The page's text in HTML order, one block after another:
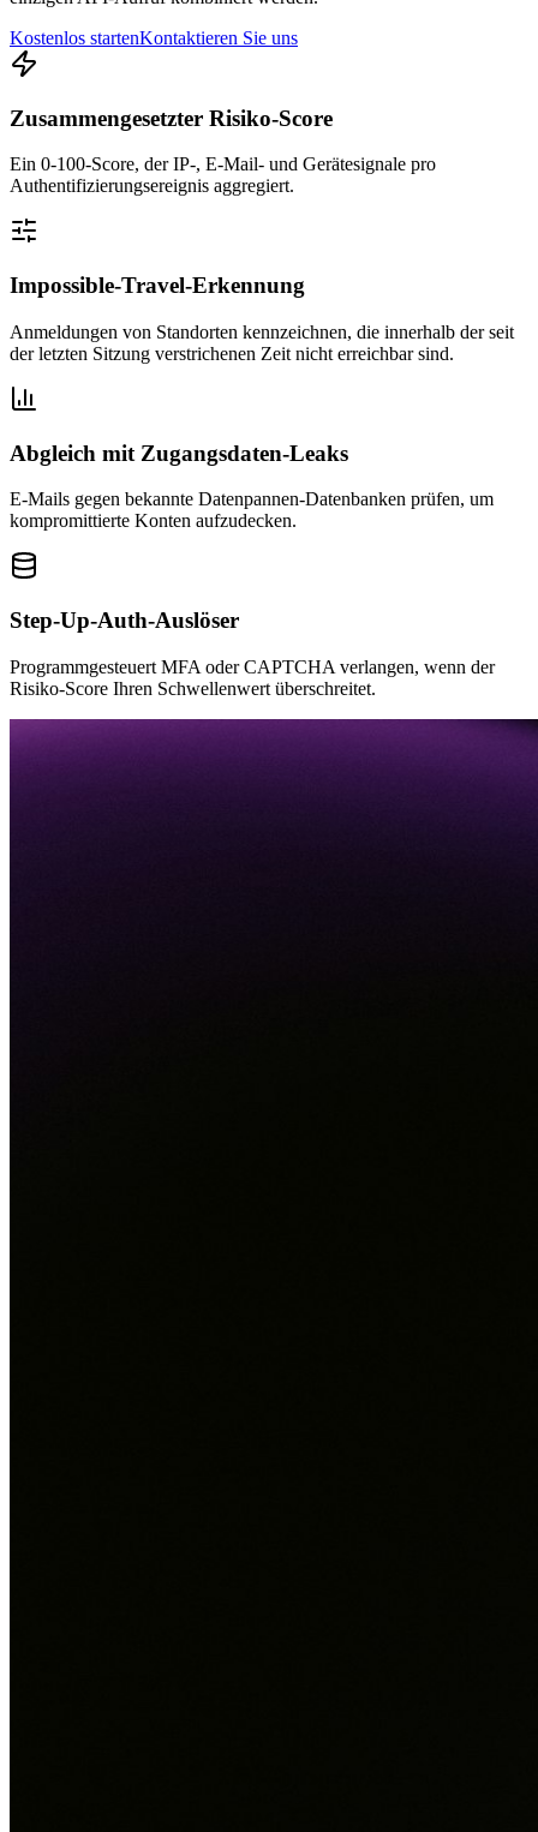
Kostenlos startenKontaktieren Sie uns
Zusammengesetzter Risiko-Score
Ein 0-100-Score, der IP-, E-Mail- und Gerätesignale pro
Authentifizierungsereignis aggregiert.
Impossible-Travel-Erkennung
Anmeldungen von Standorten kennzeichnen, die innerhalb der seit
der letzten Sitzung verstrichenen Zeit nicht erreichbar sind.
Abgleich mit Zugangsdaten-Leaks
E-Mails gegen bekannte Datenpannen-Datenbanken prüfen, um
kompromittierte Konten aufzudecken.
Step-Up-Auth-Auslöser
Programmgesteuert MFA oder CAPTCHA verlangen, wenn der
Risiko-Score Ihren Schwellenwert überschreitet.